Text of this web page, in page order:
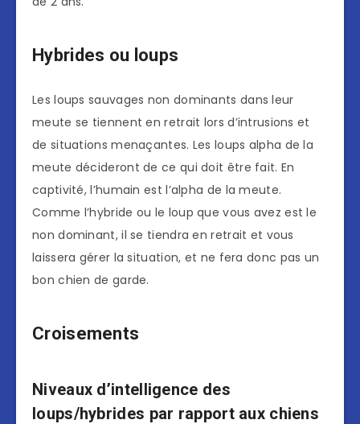
Hybrides ou loups
Les loups sauvages non dominants dans leur
meute se tiennent en retrait lors d’intrusions et
de situations menaçantes. Les loups alpha de la
meute décideront de ce qui doit être fait. En
captivité, l’humain est l’alpha de la meute.
Comme l’hybride ou le loup que vous avez est le
non dominant, il se tiendra en retrait et vous
laissera gérer la situation, et ne fera donc pas un
bon chien de garde.
Croisements
Niveaux d’intelligence des
loups/hybrides par rapport aux chiens